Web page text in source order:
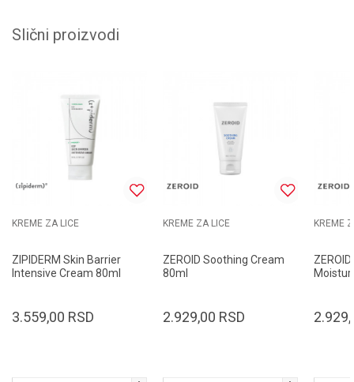
Slični proizvodi
KREME ZA LICE
ZIPIDERM Skin Barrier
Intensive Cream 80ml
3.559,00 RSD
KREME ZA LICE
ZEROID Soothing Cream
80ml
2.929,00 RSD
KREME